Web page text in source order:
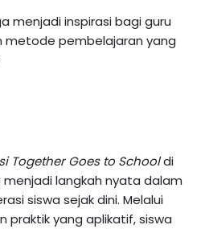
menjadi inspirasi bagi guru
pembelajaran yang
Together Goes to Schooldi
menjadi langkah nyata dalam
siswa sejak dini. Melalui
praktik yang aplikatif, siswa